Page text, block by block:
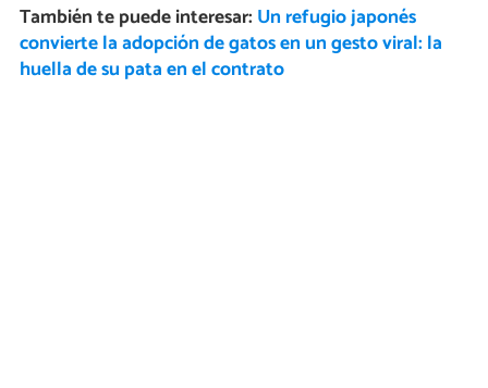
También te puede interesar: Un refugio japonés
convierte la adopción de gatos en un gesto viral: la
huella de su pata en el contrato